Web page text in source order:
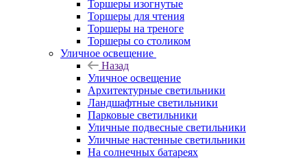
Торшеры изогнутые
Торшеры для чтения
Торшеры на треноге
Торшеры со столиком
Уличное освещение
Назад
Уличное освещение
Архитектурные светильники
Ландшафтные светильники
Парковые светильники
Уличные подвесные светильники
Уличные настенные светильники
На солнечных батареях